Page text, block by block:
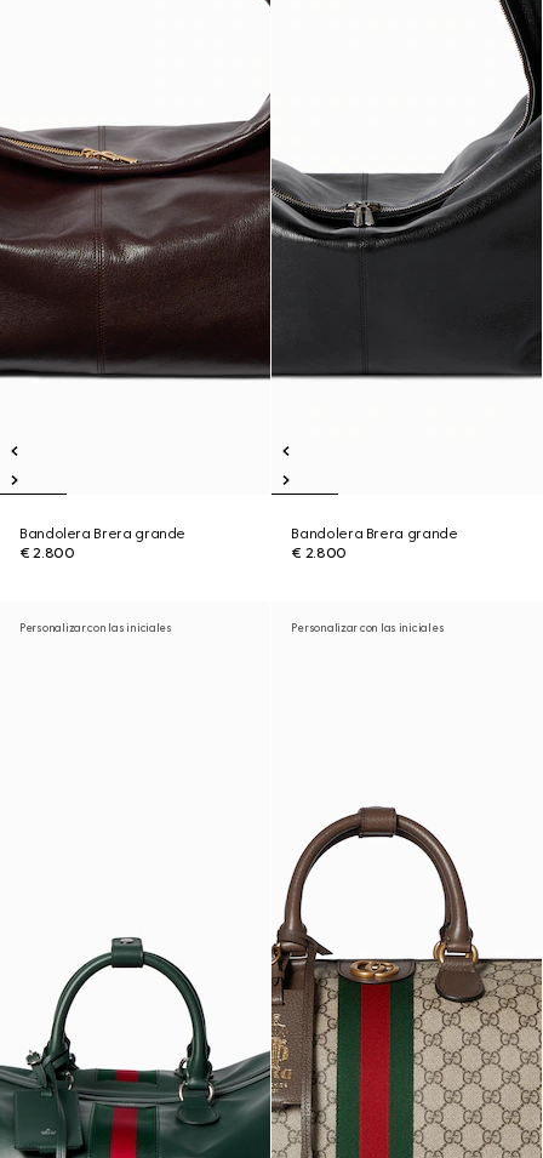
Bandolera Brera grande
€ 2.800
Bandolera Brera grande
€ 2.800
Personalizar con las iniciales Personalizar con las iniciales